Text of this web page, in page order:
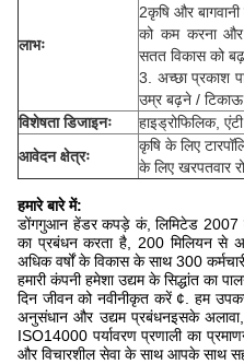
लाभः
2कृषि और
को कम करना और
सतत विकास को
3. अच्छा प्रकाश
उम्र बढ़ने /
विशेषता डिजाइनः
हाइड्रोफिलिक,
आवेदन क्षेत्रः
कृषि के लिए
के लिए खरपतवार
हमारे बारे में:
डोंगगुआन हेंडर कपड़े कं, लिमिटेड 2007
का प्रबंधन करता है, 200 मिलियन
अधिक वर्षों के विकास के साथ 300
हमारी कंपनी हमेशा उद्यम के सिद्धांत का
दिन जीवन को नवीनीकृत करें ¢. हम
अनुसंधान और उद्यम प्रबंधनइसके
ISO14000 पर्यावरण प्रणाली का
और विचारशील सेवा के साथ आपके साथ